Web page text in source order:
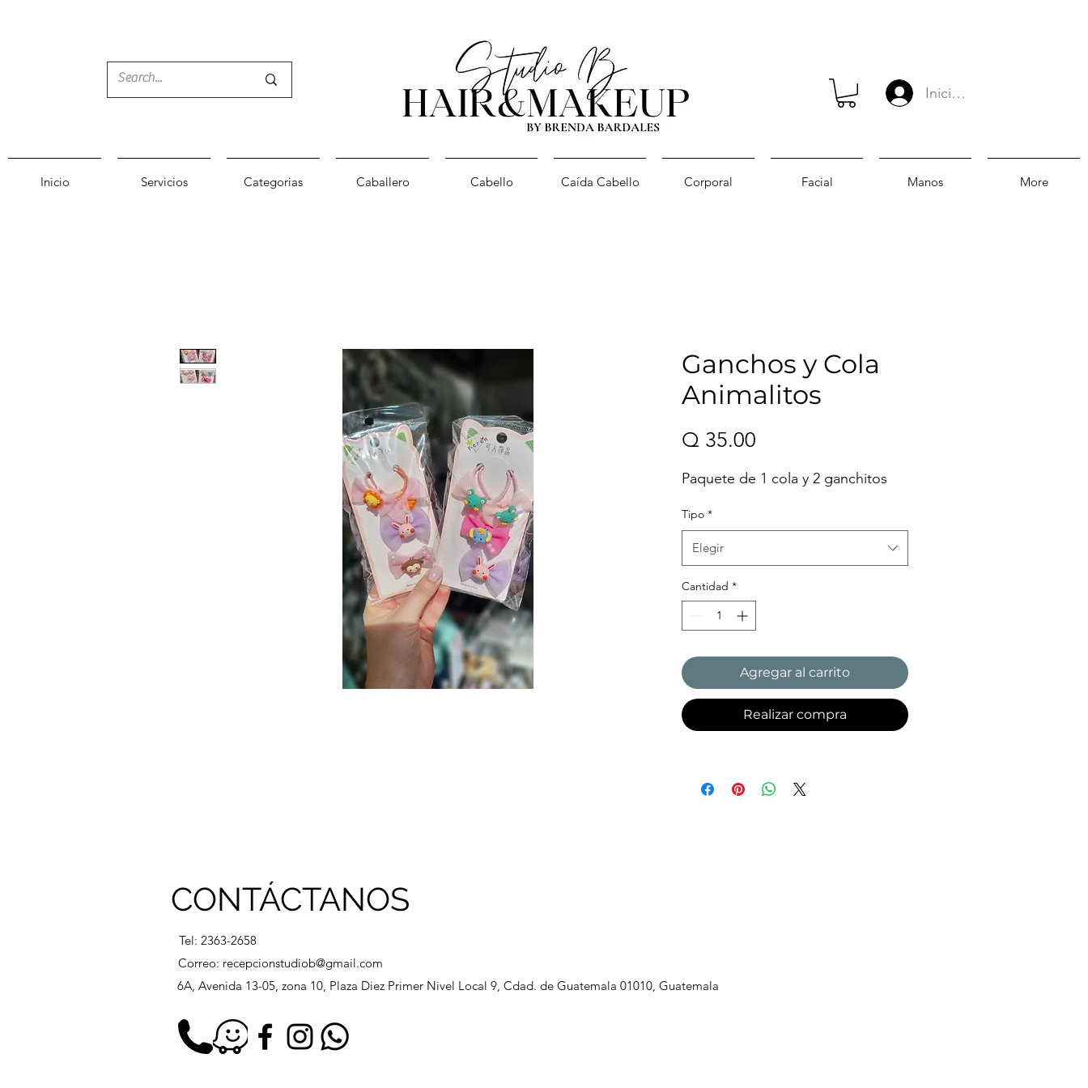
Iniciar sesión
Inicio Servicios Categorias Caballero Cabello Caída Cabello Corporal Facial Manos More
Ganchos y Cola
Animalitos
Q 35.00
Paquete de 1 cola y 2 ganchitos
Tipo *
Elegir
Cantidad *
Agregar al carrito
Realizar compra
CONTÁCTANOS
Tel: 2363-2658
Correo: recepcionstudiob@gmail.com
6A, Avenida 13-05, zona 10, Plaza Diez Primer Nivel Local 9, Cdad. de Guatemala 01010, Guatemala